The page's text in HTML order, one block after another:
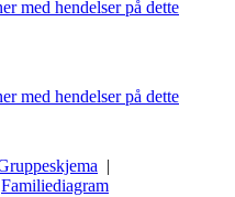
|
Familiediagram